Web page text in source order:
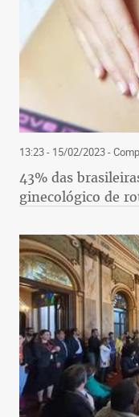
13:23 - 15/02/2023-
43% das
ginecológico de